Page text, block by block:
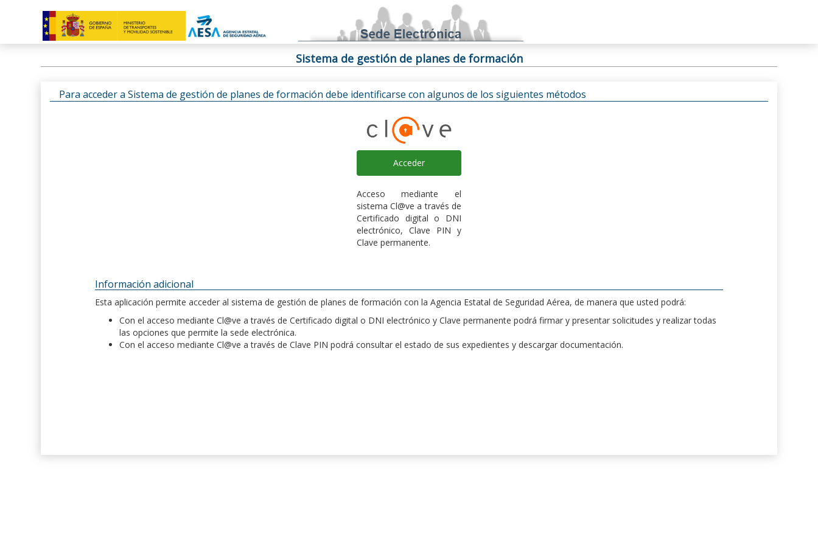
Sistema de gestión de planes de formación
Para acceder a Sistema de gestión de planes de formación debe identificarse con algunos de los siguientes métodos
Acceder
Acceso mediante el
sistema Cl@ve a través de
Certificado digital o DNI
electrónico, Clave PIN y
Clave permanente.
Información adicional
Esta aplicación permite acceder al sistema de gestión de planes de formación con la Agencia Estatal de Seguridad Aérea, de manera que usted podrá:
Con el acceso mediante Cl@ve a través de Certificado digital o DNI electrónico y Clave permanente podrá firmar y presentar solicitudes y realizar todas
las opciones que permite la sede electrónica.
Con el acceso mediante Cl@ve a través de Clave PIN podrá consultar el estado de sus expedientes y descargar documentación.